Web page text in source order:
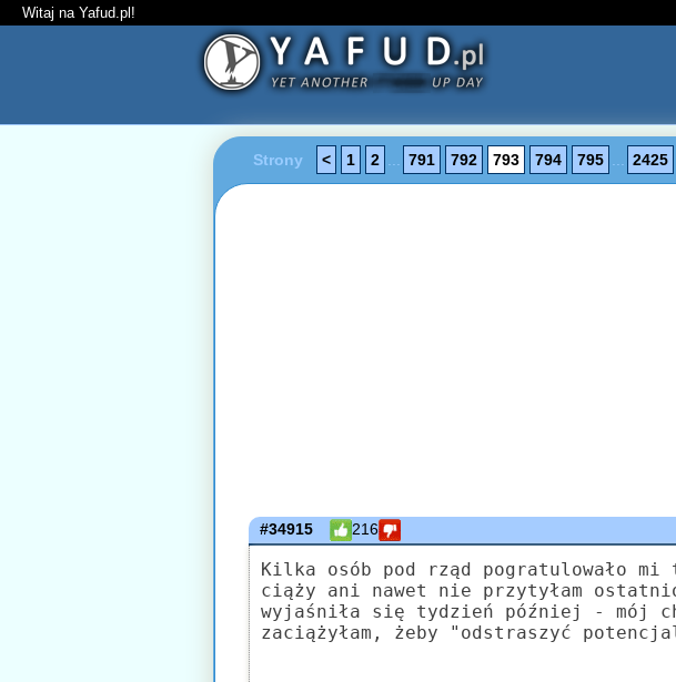
Witaj na Yafud.pl!
Strony < 1 2 791 792 793 794 795 2425
#34915 216
Kilka osób pod rząd pogratulowało
ciąży ani nawet nie przytyłam
wyjaśniła się tydzień później - mój
zaciążyłam, żeby "odstraszyć